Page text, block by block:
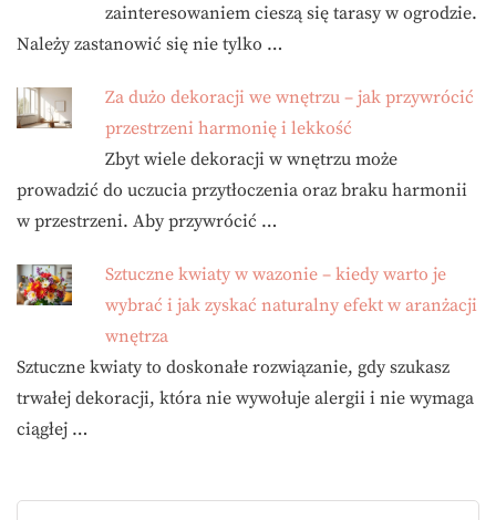
zainteresowaniem cieszą się tarasy w ogrodzie.
Należy zastanowić się nie tylko …
Za dużo dekoracji we wnętrzu – jak przywrócić
przestrzeni harmonię i lekkość
Zbyt wiele dekoracji w wnętrzu może
prowadzić do uczucia przytłoczenia oraz braku harmonii
w przestrzeni. Aby przywrócić …
Sztuczne kwiaty w wazonie – kiedy warto je
wybrać i jak zyskać naturalny efekt w aranżacji
wnętrza
Sztuczne kwiaty to doskonałe rozwiązanie, gdy szukasz
trwałej dekoracji, która nie wywołuje alergii i nie wymaga
ciągłej …